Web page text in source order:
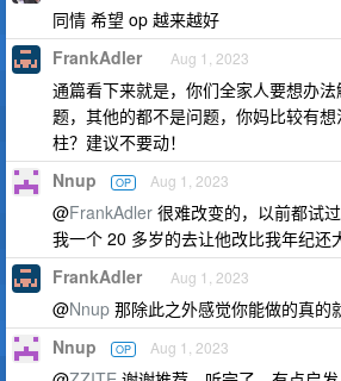
同情 希望 op 越来越好
FrankAdler Aug 1, 2023
通篇看下来就是，你们全家人要想办
题，其他的都不是问题，你妈比较有
柱？建议不要动！
Nnup OP Aug 1, 2023
@FrankAdler 很难改变的，以前都试
我一个 20 多岁的去让他改比我年纪还
FrankAdler Aug 1, 2023
@Nnup 那除此之外感觉你能做的真的
Nnup OP Aug 1, 2023